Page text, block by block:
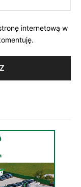
internetową w